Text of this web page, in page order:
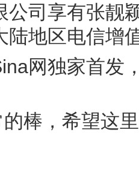
公司享有张靓
陆地区电信增
网独家首发
棒，希望这